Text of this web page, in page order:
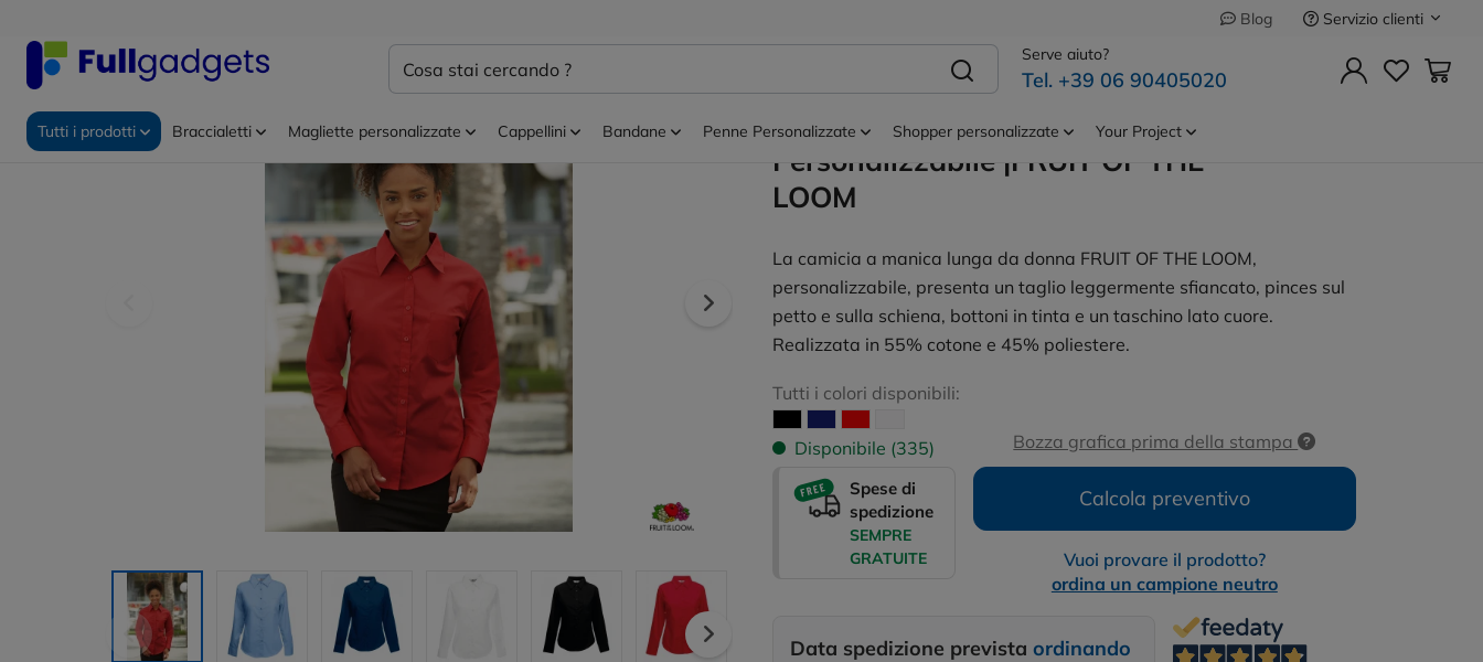
Blog
Servizio clienti
Serve aiuto?
Tel. +39 06 90405020
Tutti i prodotti Braccialetti Magliette personalizzate Cappellini Bandane Penne Personalizzate Shopper personalizzate Your Project
Precedente Successivo
Camicia M/Lpope.Donna 55%
Cotone 45% Poliestere
Personalizzabile |FRUIT OF THE
LOOM
FR650120
La camicia a manica lunga da donna FRUIT OF THE LOOM,
personalizzabile, presenta un taglio leggermente sfiancato, pinces sul
petto e sulla schiena, bottoni in tinta e un taschino lato cuore.
Realizzata in 55% cotone e 45% poliestere.
Tutti i colori disponibili:
Disponibile (335)
Spese di
spedizione
SEMPRE
GRATUITE
Bozza grafica prima della stampa
Calcola preventivo
Vuoi provare il prodotto?
ordina un campione neutro
Data spedizione prevista ordinando